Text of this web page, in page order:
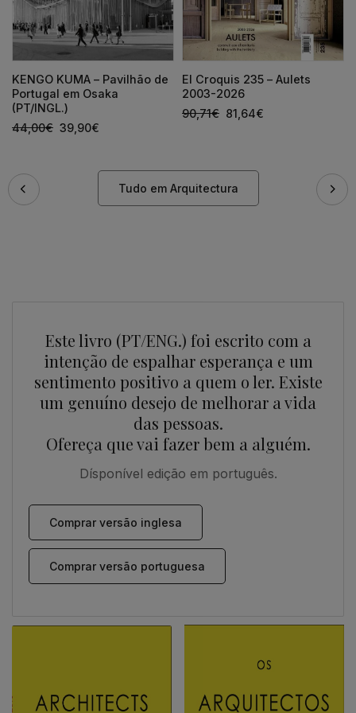
KENGO KUMA – Pavilhão de
Portugal em Osaka
(PT/INGL.)
44,00€ 39,90€
El Croquis 235 – Aulets
2003-2026
90,71€ 81,64€
Tudo em Arquitectura
Este livro (PT/ENG.) foi escrito com a
intenção de espalhar esperança e um
sentimento positivo a quem o ler. Existe
um genuíno desejo de melhorar a vida
das pessoas.
Ofereça que vai fazer bem a alguém.
Dísponível edição em português.
Comprar versão inglesa
Comprar versão portuguesa